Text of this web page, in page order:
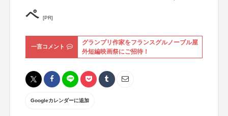
ペ
[PR]
一言コメント
グランプリ作家をフランスグルノーブル屋
外短編映画祭にご招待！
Googleカレンダーに追加